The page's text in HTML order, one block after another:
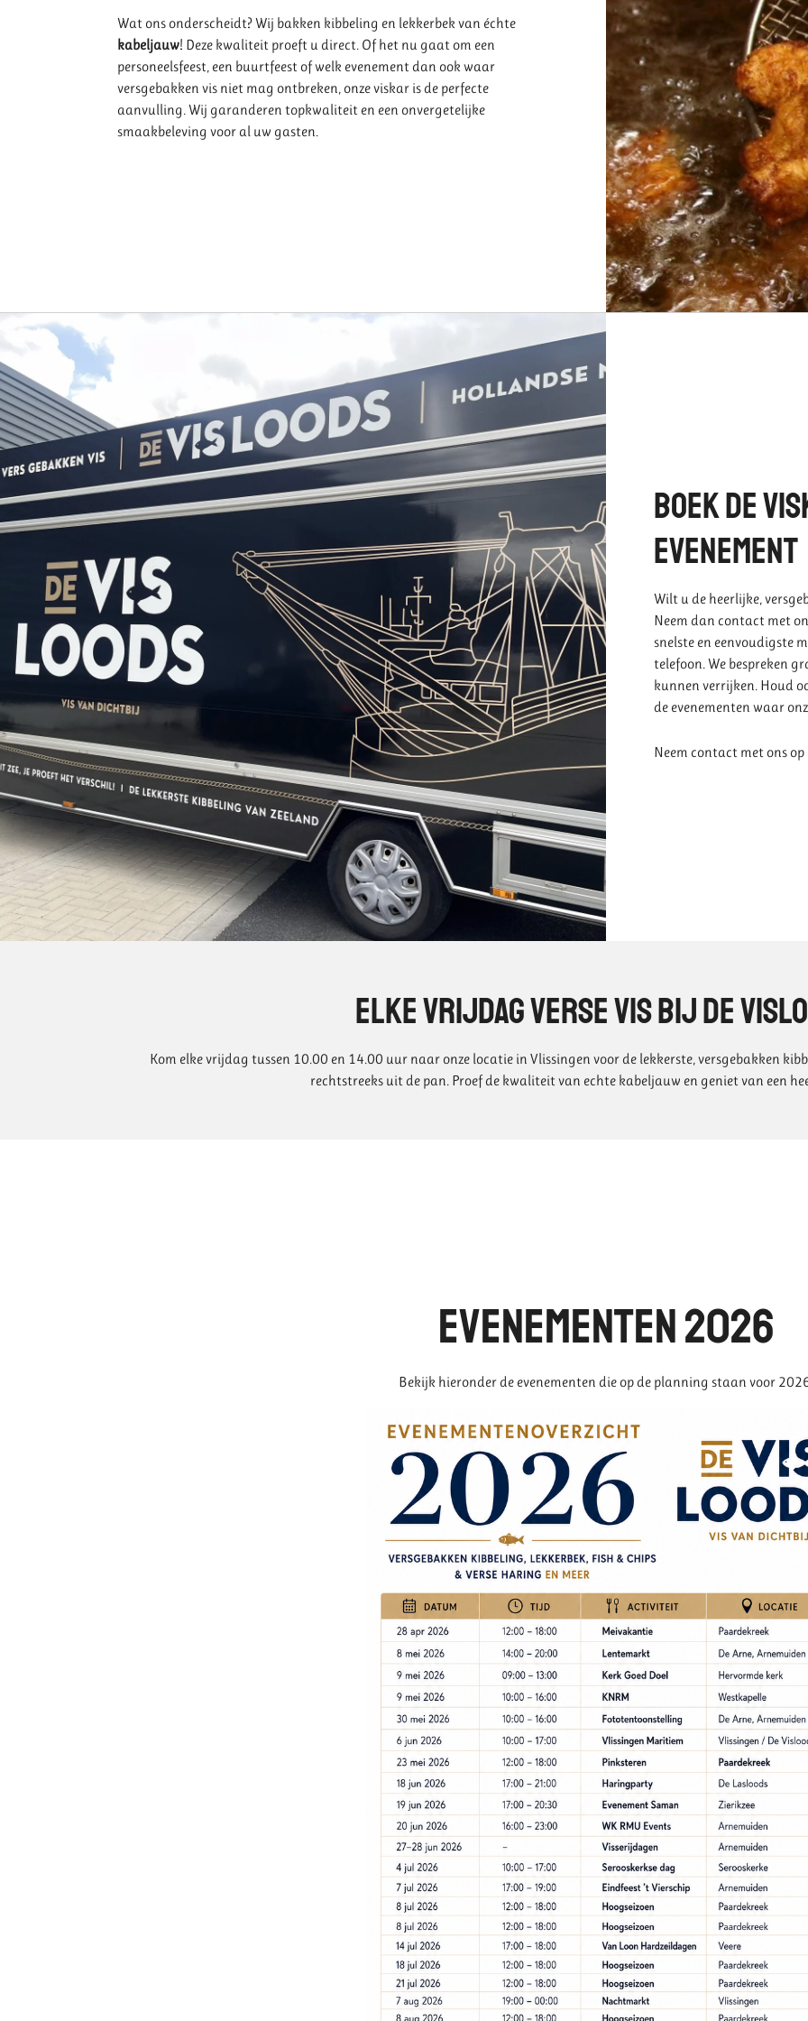
Wat ons onderscheidt? Wij bakken kibbeling en lekkerbek van échte
kabeljauw! Deze kwaliteit proeft u direct. Of het nu gaat om een
personeelsfeest, een buurtfeest of welk evenement dan ook waar
versgebakken vis niet mag ontbreken, onze viskar is de perfecte
aanvulling. Wij garanderen topkwaliteit en een onvergetelijke
smaakbeleving voor al uw gasten.
Boek de
evenement
Wilt u de heerlijke,
Neem dan contact met
snelste en eenvoudigste
telefoon. We bespreken
kunnen verrijken. Houd
de evenementen waar
Neem contact met ons op
Elke vrijdag verse vis bij De
Kom elke vrijdag tussen 10.00 en 14.00 uur naar onze locatie in Vlissingen voor de lekkerste, versgebakken
rechtstreeks uit de pan. Proef de kwaliteit van echte kabeljauw en geniet van een
Evenementen 2026
Bekijk hieronder de evenementen die op de planning staan voor